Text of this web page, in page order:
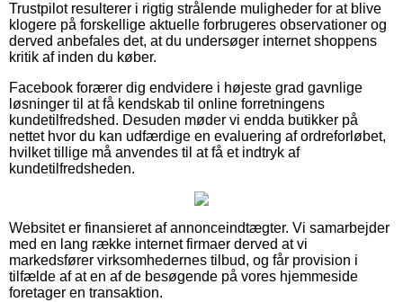
Trustpilot resulterer i rigtig strålende muligheder for at blive
klogere på forskellige aktuelle forbrugeres observationer og
derved anbefales det, at du undersøger internet shoppens
kritik af inden du køber.
Facebook forærer dig endvidere i højeste grad gavnlige
løsninger til at få kendskab til online forretningens
kundetilfredshed. Desuden møder vi endda butikker på
nettet hvor du kan udfærdige en evaluering af ordreforløbet,
hvilket tillige må anvendes til at få et indtryk af
kundetilfredsheden.
Websitet er finansieret af annonceindtægter. Vi samarbejder
med en lang række internet firmaer derved at vi
markedsfører virksomhedernes tilbud, og får provision i
tilfælde af at en af de besøgende på vores hjemmeside
foretager en transaktion.